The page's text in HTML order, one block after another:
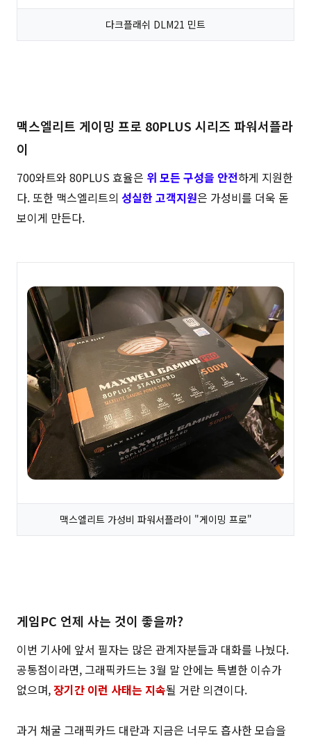
다크플래쉬 DLM21 민트
맥스엘리트 게이밍 프로 80PLUS 시리즈 파워서플라
이
700와트와 80PLUS 효율은 위 모든 구성을 안전하게 지원한
다. 또한 맥스엘리트의 성실한 고객지원은 가성비를 더욱 돋
보이게 만든다.
맥스엘리트 가성비 파워서플라이 "게이밍 프로"
게임PC 언제 사는 것이 좋을까?
이번 기사에 앞서 필자는 많은 관계자분들과 대화를 나눴다.
공통점이라면, 그래픽카드는 3월 말 안에는 특별한 이슈가
없으며,장기간 이런 사태는 지속될 거란 의견이다.
과거 채굴 그래픽카드 대란과 지금은 너무도 흡사한 모습을